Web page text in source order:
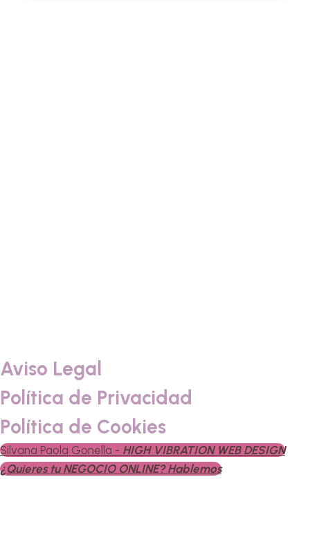
Aviso Legal
Política de Privacidad
Política de Cookies
Silvana Paola Gonella - HIGH VIBRATION WEB DESIGN
¿Quieres tuNEGOCIO ONLINE?Hablemos